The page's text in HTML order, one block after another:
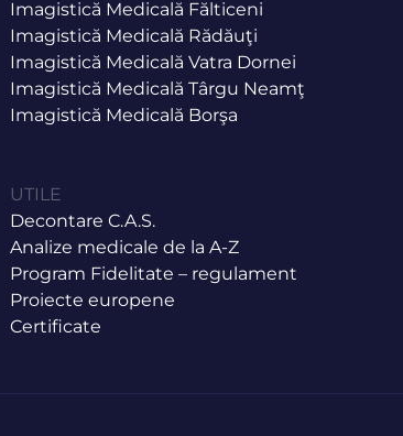
Imagistică Medicală Fălticeni
Imagistică Medicală Rădăuţi
Imagistică Medicală Vatra Dornei
Imagistică Medicală Târgu Neamţ
Imagistică Medicală Borşa
UTILE
Decontare C.A.S.
Analize medicale de la A-Z
Program Fidelitate – regulament
Proiecte europene
Certificate